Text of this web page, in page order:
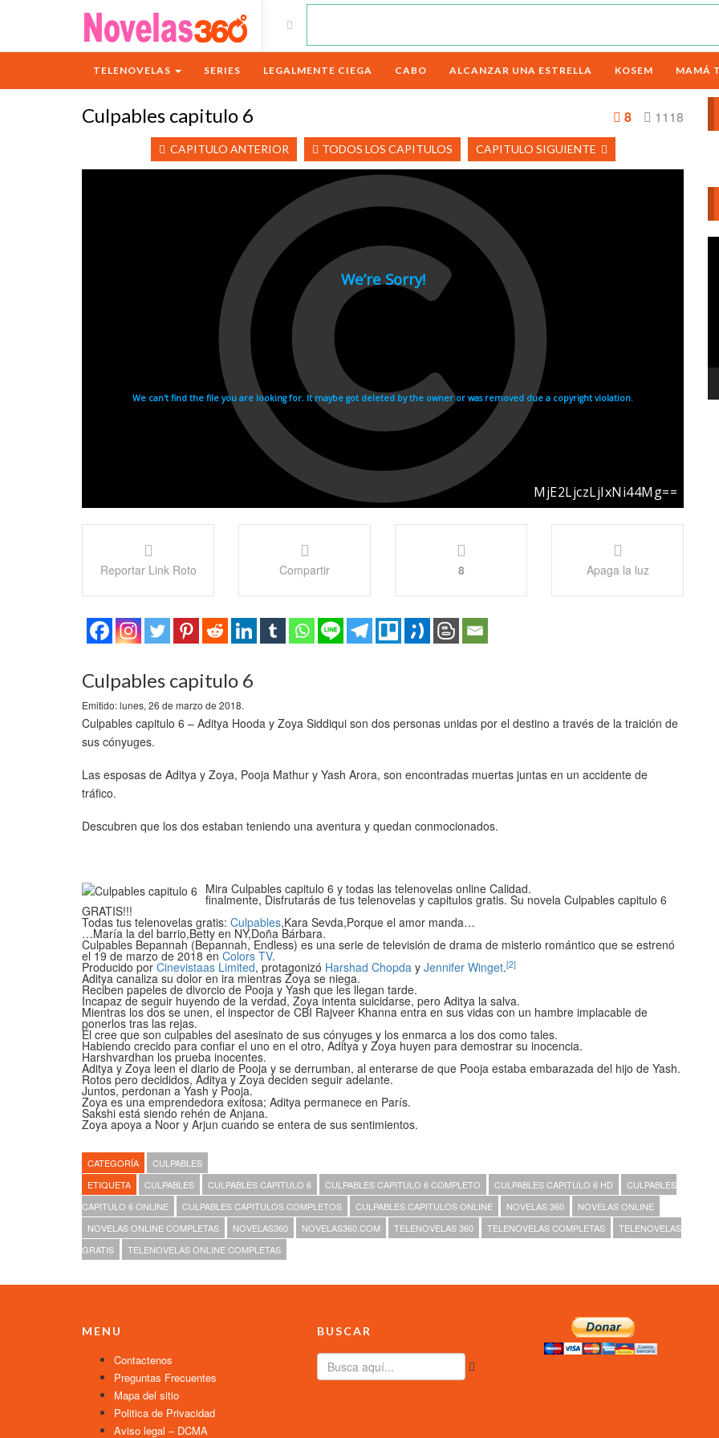
TELENOVELAS SERIES LEGALMENTE CIEGA CABO ALCANZAR UNA ESTRELLA KOSEM MAMÁ
Culpables capitulo 6 1118
8
CAPITULO ANTERIOR TODOS LOS CAPITULOS CAPITULO SIGUIENTE
Reportar Link Roto Compartir 8 Apaga la luz
Culpables capitulo 6
Emitido: lunes, 26 de marzo de 2018.
Culpables capitulo 6 – Aditya Hooda y Zoya Siddiqui son dos personas unidas por el destino a través de la traición de
sus cónyuges.
Las esposas de Aditya y Zoya, Pooja Mathur y Yash Arora, son encontradas muertas juntas en un accidente de
tráfico.
Descubren que los dos estaban teniendo una aventura y quedan conmocionados.
Mira Culpables capitulo 6 y todas las telenovelas online Calidad.
finalmente, Disfrutarás de tus telenovelas y capitulos gratis. Su novela Culpables capitulo 6
GRATIS!!!
Todas tus telenovelas gratis: Culpables,Kara Sevda,Porque el amor manda…
…María la del barrio,Betty en NY,Doña Bárbara.
Culpables Bepannah (Bepannah, Endless) es una serie de televisión de drama de misterio romántico que se estrenó
el 19 de marzo de 2018 en Colors TV.
Producido por Cinevistaas Limited, protagonizó Harshad Chopda y Jennifer Winget.[2]
Aditya canaliza su dolor en ira mientras Zoya se niega.
Reciben papeles de divorcio de Pooja y Yash que les llegan tarde.
Incapaz de seguir huyendo de la verdad, Zoya intenta suicidarse, pero Aditya la salva.
Mientras los dos se unen, el inspector de CBI Rajveer Khanna entra en sus vidas con un hambre implacable de
ponerlos tras las rejas.
Él cree que son culpables del asesinato de sus cónyuges y los enmarca a los dos como tales.
Habiendo crecido para confiar el uno en el otro, Aditya y Zoya huyen para demostrar su inocencia.
Harshvardhan los prueba inocentes.
Aditya y Zoya leen el diario de Pooja y se derrumban, al enterarse de que Pooja estaba embarazada del hijo de Yash.
Rotos pero decididos, Aditya y Zoya deciden seguir adelante.
Juntos, perdonan a Yash y Pooja.
Zoya es una emprendedora exitosa; Aditya permanece en París.
Sakshi está siendo rehén de Anjana.
Zoya apoya a Noor y Arjun cuando se entera de sus sentimientos.
CATEGORÍA
CULPABLES
ETIQUETA
CULPABLES CULPABLES CAPITULO 6 CULPABLES CAPITULO 6 COMPLETO CULPABLES CAPITULO 6 HD
CULPABLES
CAPITULO 6 ONLINE
CULPABLES CAPITULOS COMPLETOS CULPABLES CAPITULOS ONLINE NOVELAS 360
NOVELAS ONLINE
NOVELAS ONLINE COMPLETAS
NOVELAS360 NOVELAS360.COM TELENOVELAS 360 TELENOVELAS COMPLETAS
TELENOVELAS
GRATIS
TELENOVELAS ONLINE COMPLETAS
MENU
Contactenos
Preguntas Frecuentes
Mapa del sitio
Politica de Privacidad
Aviso legal – DCMA
BUSCAR